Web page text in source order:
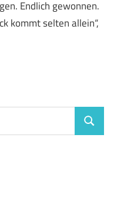
Endlich gewonnen.
kommt selten allein“,
Suchen